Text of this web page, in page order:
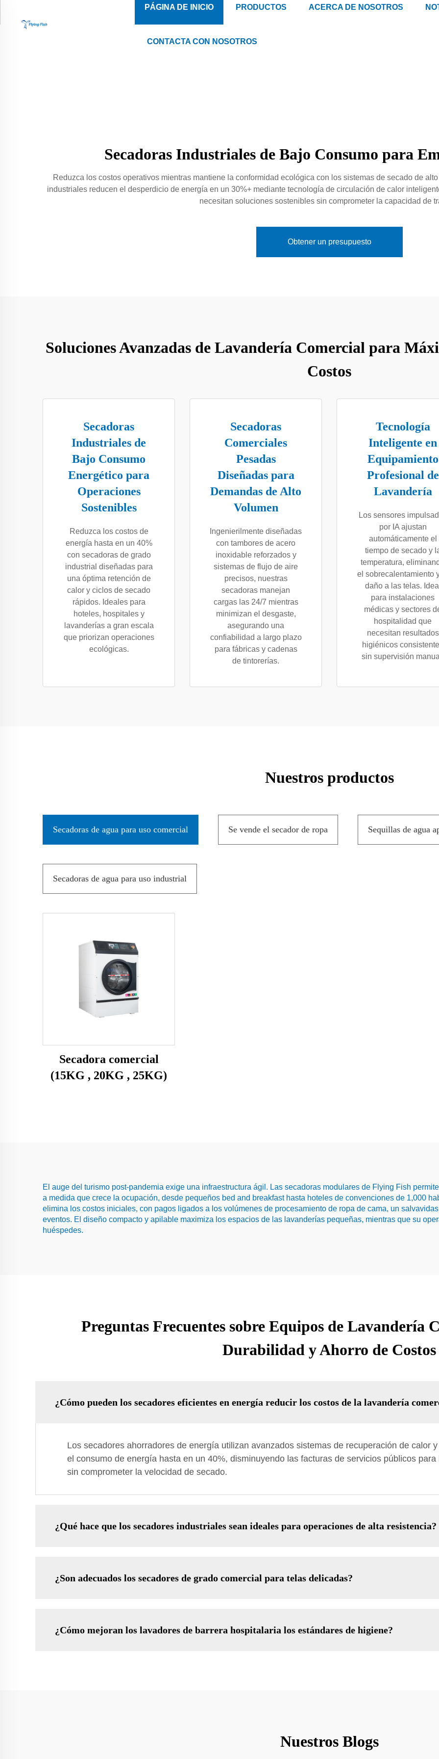
PÁGINA DE INICIO PRODUCTOS ACERCA DE NOSOTROS
CONTACTA CON NOSOTROS
Secadoras Industriales de Bajo Consumo para
Reduzca los costos operativos mientras mantiene la conformidad ecológica con los sistemas de secado de
industriales reducen el desperdicio de energía en un 30%+ mediante tecnología de circulación de calor
necesitan soluciones sostenibles sin comprometer la capacidad de
Obtener un presupuesto
Soluciones Avanzadas de Lavandería Comercial para
Costos
Secadoras
Industriales de
Bajo Consumo
Energético para
Operaciones
Sostenibles
Reduzca los costos de
energía hasta en un 40%
con secadoras de grado
industrial diseñadas para
una óptima retención de
calor y ciclos de secado
rápidos. Ideales para
hoteles, hospitales y
lavanderías a gran escala
que priorizan operaciones
ecológicas.
Secadoras
Comerciales
Pesadas
Diseñadas para
Demandas de Alto
Volumen
Ingenierilmente diseñadas
con tambores de acero
inoxidable reforzados y
sistemas de flujo de aire
precisos, nuestras
secadoras manejan
cargas las 24/7 mientras
minimizan el desgaste,
asegurando una
confiabilidad a largo plazo
para fábricas y cadenas
de tintorerías.
Tecnología
Inteligente en
Equipamiento
Profesional de
Lavandería
Los sensores
por IA ajustan
automáticamente el
tiempo de secado y
temperatura,
el sobrecalentamiento
daño a las telas. Ideal
para instalaciones
médicas y sectores
hospitalidad que
necesitan resultados
higiénicos
sin supervisión
Nuestros productos
Secadoras de agua para uso comercial Se vende el secador de ropa Sequillas de agua
Secadoras de agua para uso industrial
Secadora comercial
(15KG , 20KG , 25KG)
El auge del turismo post-pandemia exige una infraestructura ágil. Las secadoras modulares de Flying Fish
a medida que crece la ocupación, desde pequeños bed and breakfast hasta hoteles de convenciones de 1,000
elimina los costos iniciales, con pagos ligados a los volúmenes de procesamiento de ropa de cama, un
eventos. El diseño compacto y apilable maximiza los espacios de las lavanderías pequeñas, mientras que su
huéspedes.
Preguntas Frecuentes sobre Equipos de Lavandería
Durabilidad y Ahorro de Costos
¿Cómo pueden los secadores eficientes en energía reducir los costos de la lavandería
Los secadores ahorradores de energía utilizan avanzados sistemas de recuperación de calor
el consumo de energía hasta en un 40%, disminuyendo las facturas de servicios públicos
sin comprometer la velocidad de secado.
¿Qué hace que los secadores industriales sean ideales para operaciones de alta resistencia?
¿Son adecuados los secadores de grado comercial para telas delicadas?
¿Cómo mejoran los lavadores de barrera hospitalaria los estándares de higiene?
Nuestros Blogs